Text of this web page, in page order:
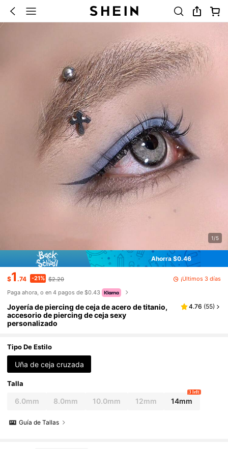
1/5
Ahorra $0.46
$1.74 -21% $2.20
¡Últimos 3 días
Paga ahora, o en 4 pagos de $0.43
Joyería de piercing de ceja de acero de titanio,
accesorio de piercing de ceja sexy
personalizado
4.76 (55)
Tipo De Estilo
Uña de ceja cruzada
Talla
6.0mm 8.0mm 10.0mm 12mm 14mm
3 left
Guía de Tallas